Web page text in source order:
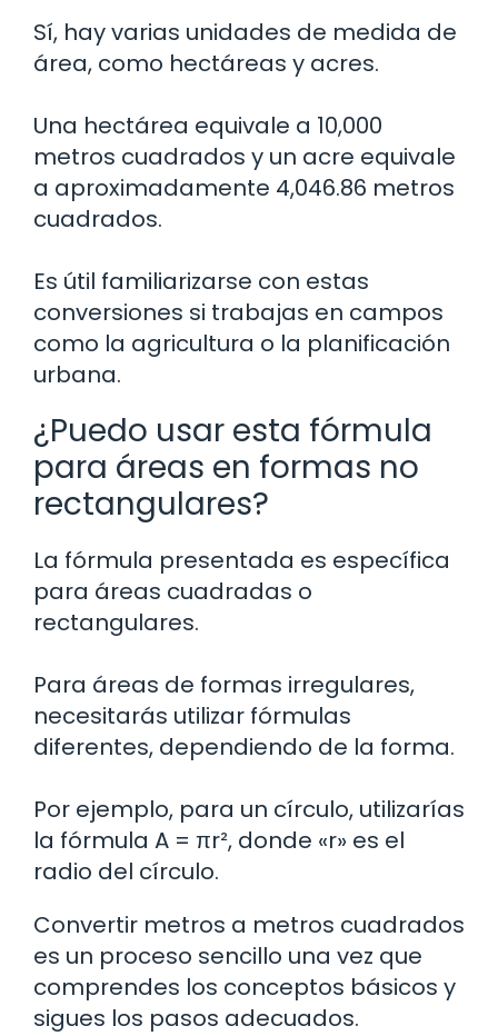
Sí, hay varias unidades de medida de
área, como hectáreas y acres.
Una hectárea equivale a 10,000
metros cuadrados y un acre equivale
a aproximadamente 4,046.86 metros
cuadrados.
Es útil familiarizarse con estas
conversiones si trabajas en campos
como la agricultura o la planificación
urbana.
¿Puedo usar esta fórmula
para áreas en formas no
rectangulares?
La fórmula presentada es específica
para áreas cuadradas o
rectangulares.
Para áreas de formas irregulares,
necesitarás utilizar fórmulas
diferentes, dependiendo de la forma.
Por ejemplo, para un círculo, utilizarías
la fórmula A = πr², donde «r» es el
radio del círculo.
Convertir metros a metros cuadrados
es un proceso sencillo una vez que
comprendes los conceptos básicos y
sigues los pasos adecuados.